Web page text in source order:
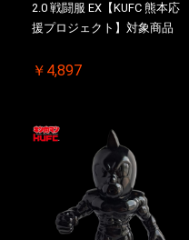
2.0 戦闘服 EX【KUFC 熊本応
援プロジェクト】対象商品
￥4,897